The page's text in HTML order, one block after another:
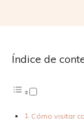
Índice de
Cómo visitar